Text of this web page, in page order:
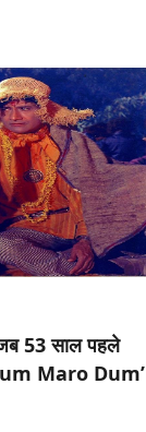
53 साल पहले
Maro Dum’